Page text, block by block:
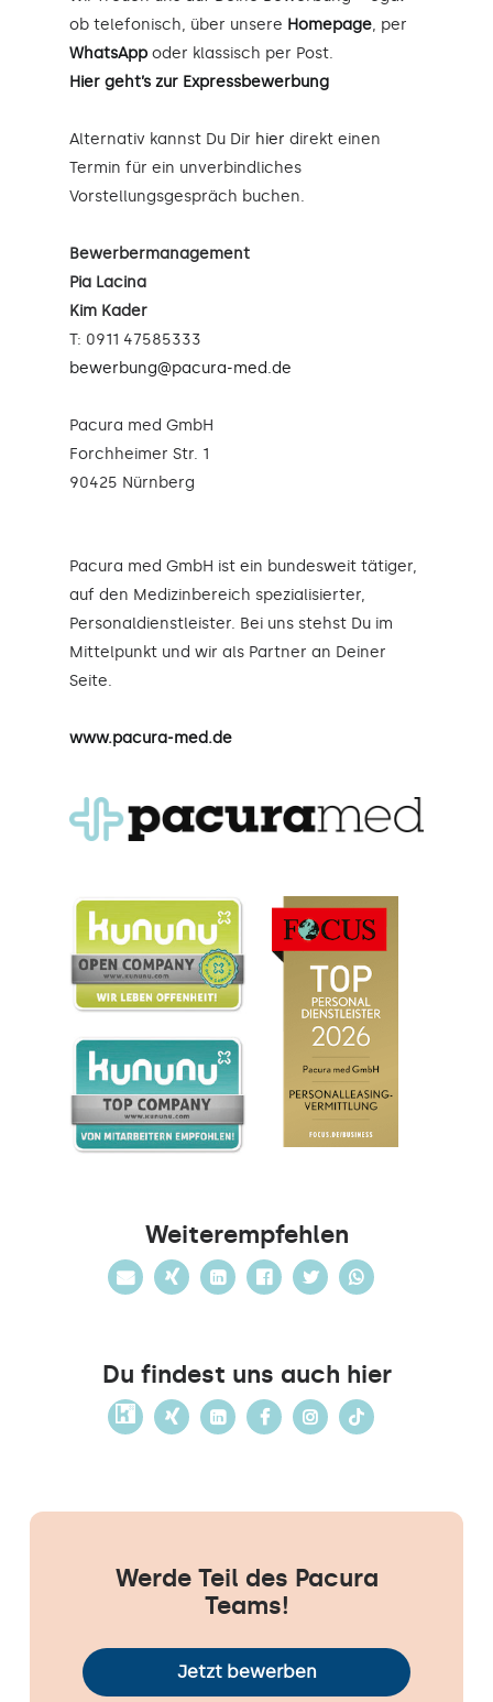
ob telefonisch, über unsere Homepage, per
WhatsApp oder klassisch per Post.
Hier geht’s zur Expressbewerbung
Alternativ kannst Du Dir hier direkt einen
Termin für ein unverbindliches
Vorstellungsgespräch buchen.
Bewerbermanagement
Pia Lacina
Kim Kader
T: 0911 47585333
bewerbung@pacura-med.de
Pacura med GmbH
Forchheimer Str. 1
90425 Nürnberg
Pacura med GmbH ist ein bundesweit tätiger,
auf den Medizinbereich spezialisierter,
Personaldienstleister. Bei uns stehst Du im
Mittelpunkt und wir als Partner an Deiner
Seite.
www.pacura-med.de
Weiterempfehlen
Du findest uns auch hier
Werde Teil des Pacura
Teams!
Jetzt bewerben